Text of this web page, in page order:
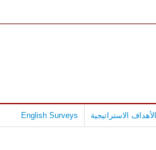
الأهداف الاستراتيجية English Surveys